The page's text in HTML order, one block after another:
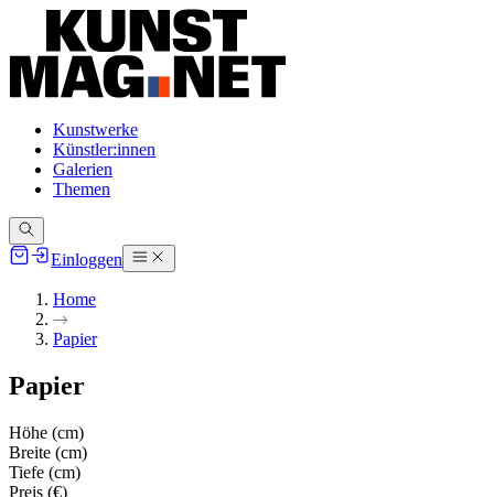
Kunstwerke
Künstler:innen
Galerien
Themen
Einloggen
Home
Papier
Papier
Höhe (cm)
Breite (cm)
Tiefe (cm)
Preis (€)